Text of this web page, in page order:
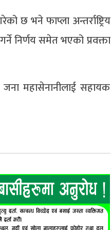
छ भने फाप्ला अन्तर्राष्ट्रिय
निर्णय समेत भएको प्रवक्ता
जना महासेनानीलाई सहायक